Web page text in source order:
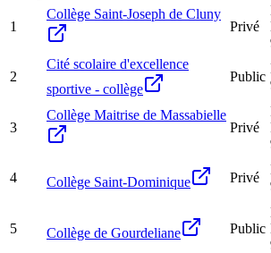
1
Collège Saint-Joseph de Cluny
Privé
2
Cité scolaire d'excellence
sportive - collège
Public
3
Collège Maitrise de Massabielle
Privé
4 Collège Saint-Dominique Privé
5 Collège de Gourdeliane Public